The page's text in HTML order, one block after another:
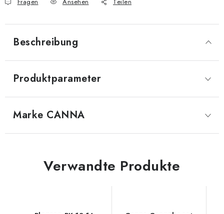
Beschreibung
Produktparameter
Marke CANNA
Verwandte Produkte